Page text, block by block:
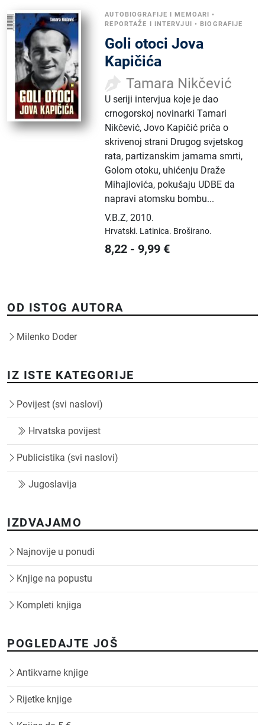
AUTOBIOGRAFIJE I MEMOARI •
REPORTAŽE I INTERVJUI •BIOGRAFIJE
Goli otoci Jova
Kapičića
Tamara Nikčević
U seriji intervjua koje je dao
crnogorskoj novinarki Tamari
Nikčević, Jovo Kapičić priča o
skrivenoj strani Drugog svjetskog
rata, partizanskim jamama smrti,
Golom otoku, uhićenju Draže
Mihajlovića, pokušaju UDBE da
napravi atomsku bombu...
V.B.Z,2010.
Hrvatski. Latinica. Broširano.
8,22 -9,99 €
OD ISTOG AUTORA
Milenko Doder
IZ ISTE KATEGORIJE
Povijest (svi naslovi)
Hrvatska povijest
Publicistika (svi naslovi)
Jugoslavija
IZDVAJAMO
Najnovije u ponudi
Knjige na popustu
Kompleti knjiga
POGLEDAJTE JOŠ
Antikvarne knjige
Rijetke knjige